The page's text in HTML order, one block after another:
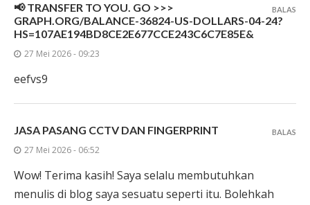
📢 TRANSFER TO YOU. GO >>>
GRAPH.ORG/BALANCE-36824-US-DOLLARS-04-24?
HS=107AE194BD8CE2E677CCE243C6C7E85E&
27 Mei 2026 - 09:23
eefvs9
BALAS
JASA PASANG CCTV DAN FINGERPRINT
27 Mei 2026 - 06:52
Wow! Terima kasih! Saya selalu membutuhkan
menulis di blog saya sesuatu seperti itu. Bolehkah
BALAS